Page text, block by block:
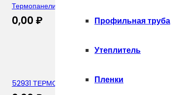
Профильная труба
Утеплитель
Пленки
Термопанели цокольные серия «Пластушка со
0,00 ₽
52931 ТЕРМОПАНЕЛЬ С КЛИНКЕРНОЙ ПЛИТКОЙ